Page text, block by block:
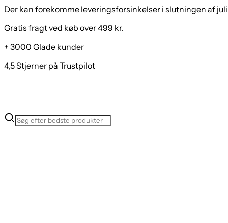
Der kan forekomme leveringsforsinkelser i slutningen af juli
Gratis fragt ved køb over 499 kr.
+ 3000 Glade kunder
4,5 Stjerner på Trustpilot